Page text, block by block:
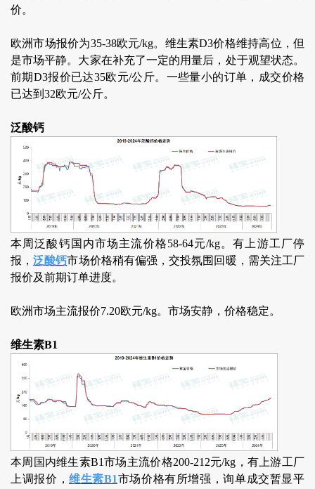
价。
欧洲市场报价为35-38欧元/kg。维生素D3价格维持高位，但
是市场平静。大家在补充了一定的用量后，处于观望状态。
前期D3报价已达35欧元/公斤。一些量小的订单，成交价格
已达到32欧元/公斤。
泛酸钙
本周泛酸钙国内市场主流价格58-64元/kg。有上游工厂停
报，泛酸钙市场价格稍有偏强，交投氛围回暖，需关注工厂
报价及前期订单进度。
欧洲市场主流报价7.20欧元/kg。市场安静，价格稳定。
维生素B1
本周国内维生素B1市场主流价格200-212元/kg，有上游工厂
上调报价，维生素B1市场价格有所增强，询单成交暂显平